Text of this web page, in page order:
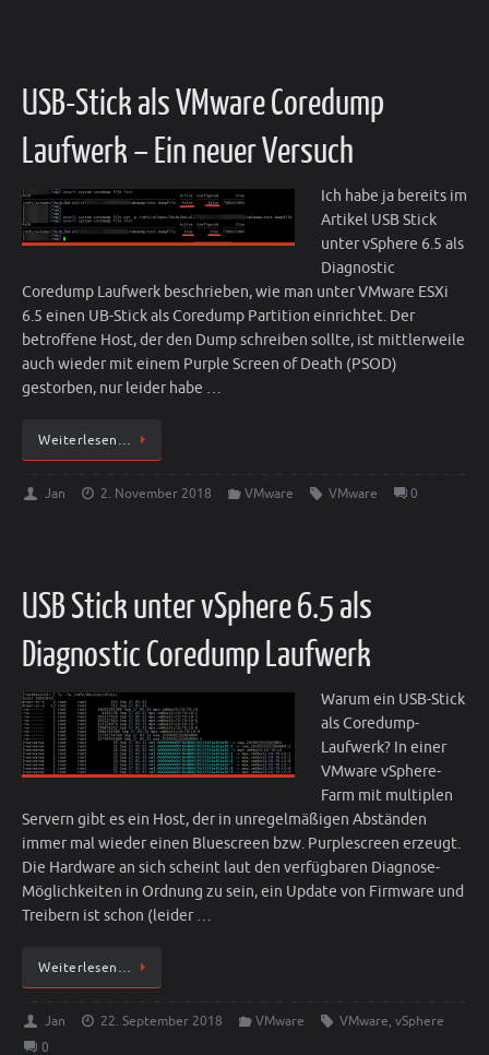
USB-Stick als VMware Coredump
Laufwerk – Ein neuer Versuch
Ich habe ja bereits im
Artikel USB Stick
unter vSphere 6.5 als
Diagnostic
Coredump Laufwerk beschrieben, wie man unter VMware ESXi
6.5 einen UB-Stick als Coredump Partition einrichtet. Der
betroffene Host, der den Dump schreiben sollte, ist mittlerweile
auch wieder mit einem Purple Screen of Death (PSOD)
gestorben, nur leider habe …
Weiterlesen…
Jan 2. November 2018 VMware VMware 0
USB Stick unter vSphere 6.5 als
Diagnostic Coredump Laufwerk
Warum ein USB-Stick
als Coredump-
Laufwerk? In einer
VMware vSphere-
Farm mit multiplen
Servern gibt es ein Host, der in unregelmäßigen Abständen
immer mal wieder einen Bluescreen bzw. Purplescreen erzeugt.
Die Hardware an sich scheint laut den verfügbaren Diagnose-
Möglichkeiten in Ordnung zu sein, ein Update von Firmware und
Treibern ist schon (leider …
Weiterlesen…
Jan 22. September 2018 VMware VMware,vSphere
0